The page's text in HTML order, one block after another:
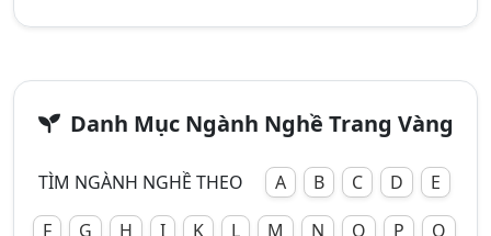
Danh Mục Ngành Nghề Trang Vàng
TÌM NGÀNH NGHỀ THEO A B C D
E
F
G H I K L M N O P Q